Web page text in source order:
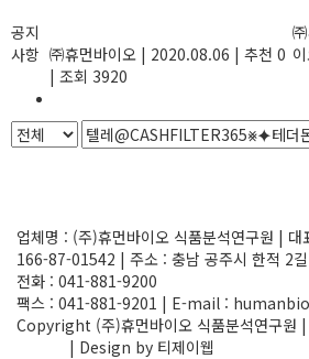
공지
사항 ㈜휴먼바이오 | 2020.08.06 | 추천 0
| 조회 3920
업체명 : (주)휴먼바이오 식품분석연구원 |
166-87-01542 | 주소 : 충남 공주시 한적 2
전화 : 041-881-9200
팩스 : 041-881-9201 | E-mail :
Copyright (주)휴먼바이오 식품분석연구
| Design by 티제이웹